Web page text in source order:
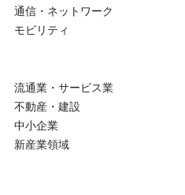
通信・ネットワーク
モビリティ
流通業・サービス業
不動産・建設
中小企業
新産業領域